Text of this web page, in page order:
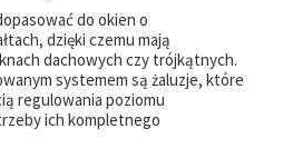
do okien o
dzięki czemu mają
dachowych czy trójkątnych.
systemem są żaluzje, które
regulowania poziomu
ich kompletnego